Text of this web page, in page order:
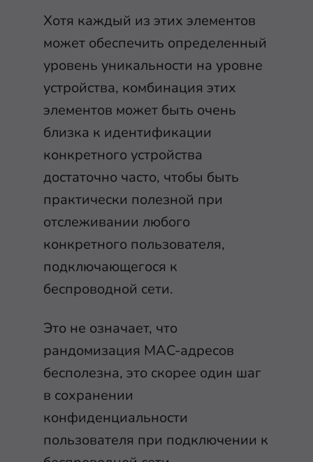
Хотя каждый из этих элементов
может обеспечить определенный
уровень уникальности на уровне
устройства, комбинация этих
элементов может быть очень
близка к идентификации
конкретного устройства
достаточно часто, чтобы быть
практически полезной при
отслеживании любого
конкретного пользователя,
подключающегося к
беспроводной сети.
Это не означает, что
рандомизация MAC-адресов
бесполезна, это скорее один шаг
в сохранении
конфиденциальности
пользователя при подключении к